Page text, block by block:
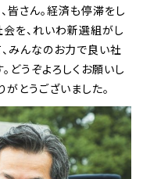
皆さん。経済も停滞をし
会を、れいわ新選組がし
みんなのお力で良い社
どうぞよろしくお願いし
がとうございました。